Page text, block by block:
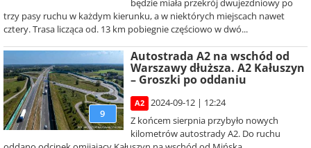
będzie miała przekrój dwujezdniowy po
trzy pasy ruchu w każdym kierunku, a w niektórych miejscach nawet
cztery. Trasa licząca od. 13 km pobiegnie częściowo w dwó...
9
Autostrada A2 na wschód od
Warszawy dłuższa. A2 Kałuszyn
– Groszki po oddaniu
A2
2024-09-12 | 12:24
Z końcem sierpnia przybyło nowych
kilometrów autostrady A2. Do ruchu